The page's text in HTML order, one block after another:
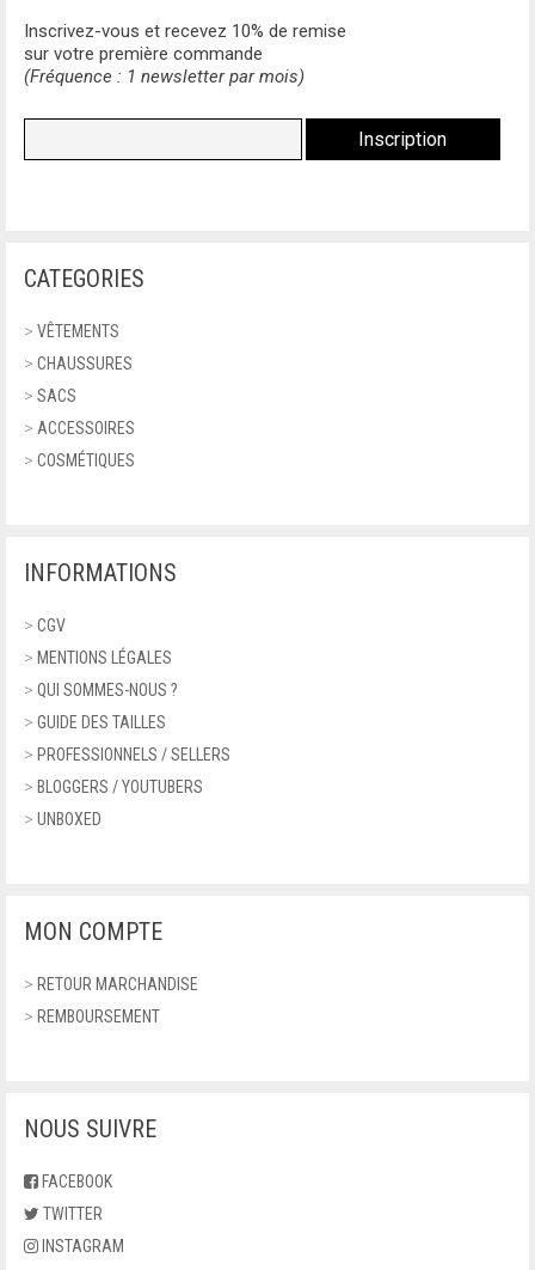
Inscrivez-vous et recevez 10% de remise
sur votre première commande
(Fréquence : 1 newsletter par mois)
CATEGORIES
> VÊTEMENTS
> CHAUSSURES
> SACS
> ACCESSOIRES
> COSMÉTIQUES
INFORMATIONS
> CGV
> MENTIONS LÉGALES
> QUI SOMMES-NOUS ?
> GUIDE DES TAILLES
> PROFESSIONNELS / SELLERS
> BLOGGERS / YOUTUBERS
> UNBOXED
MON COMPTE
> RETOUR MARCHANDISE
> REMBOURSEMENT
NOUS SUIVRE
FACEBOOK
TWITTER
INSTAGRAM